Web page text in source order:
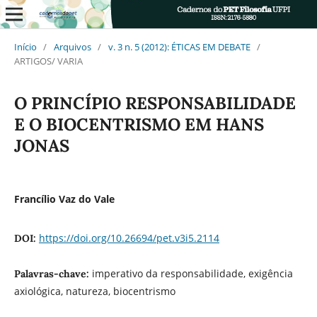
Início / Arquivos / v. 3 n. 5 (2012): ÉTICAS EM DEBATE /
ARTIGOS/ VARIA
O PRINCÍPIO RESPONSABILIDADE
E O BIOCENTRISMO EM HANS
JONAS
Francílio Vaz do Vale
DOI: https://doi.org/10.26694/pet.v3i5.2114
Palavras-chave: imperativo da responsabilidade, exigência
axiológica, natureza, biocentrismo